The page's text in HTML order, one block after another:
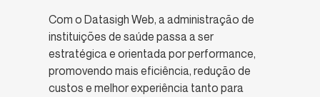
Com o Datasigh Web, a administração de
instituições de saúde passa a ser
estratégica e orientada por performance,
promovendo mais eficiência, redução de
custos e melhor experiência tanto para